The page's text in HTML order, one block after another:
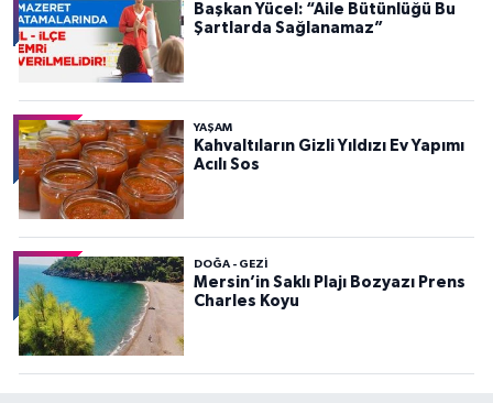
Başkan Yücel: “Aile Bütünlüğü Bu
Şartlarda Sağlanamaz”
YAŞAM
Kahvaltıların Gizli Yıldızı Ev Yapımı
Acılı Sos
DOĞA - GEZI
Mersin’in Saklı Plajı Bozyazı Prens
Charles Koyu